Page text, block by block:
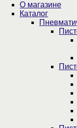
О магазине
Каталог